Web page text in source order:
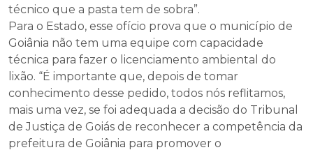
técnico que a pasta tem de sobra”.
Para o Estado, esse ofício prova que o município de
Goiânia não tem uma equipe com capacidade
técnica para fazer o licenciamento ambiental do
lixão. “É importante que, depois de tomar
conhecimento desse pedido, todos nós reflitamos,
mais uma vez, se foi adequada a decisão do Tribunal
de Justiça de Goiás de reconhecer a competência da
prefeitura de Goiânia para promover o